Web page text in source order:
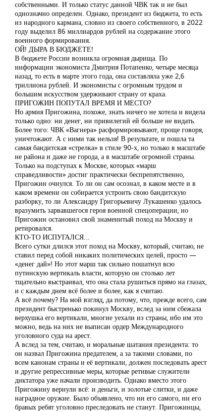
собственными. И только статус данной ЧВК так и не был
однозначно определен. Однако, президент из бюджета, то есть
из народного кармана, словно из своего собственного, в 2022
году выделил 86 миллиардов рублей на содержание этого
военного формирования.
ОЙ! ДЫРА В БЮДЖЕТЕ!
В бюджете России возникла огромная дырища. По
информации экономиста Дмитрия Потапенко, четыре месяца
назад, то есть в марте этого года, она составляла уже 2,6
триллиона рублей. И экономисты с огромным трудом и
большим искусством удерживают страну от краха.
ПРИГОЖИН ПОПУТАЛ ВРЕМЯ И МЕСТО?
Но армия Пригожина, похоже, знать ничего не хотела и видела
только одно: ни денег, ни привилегий ей больше не видать.
Более того: ЧВК «Вагнера» расформировывают, проще говоря,
уничтожают. А с ними так нельзя! В результате, и пошла та
самая бандитская «стрелка» в стиле 90-х, но только в масштабе
не района и даже не города, а в масштабе огромной страны.
Только на подступах к Москве, которых «марш
справедливости» достиг практически беспрепятственно,
Пригожин очнулся. То ли он сам осознал, в каком месте и в
каком времени он собирается устроить свою бандитскую
разборку, то ли Александру Григорьевичу Лукашенко удалось
вразумить зарвавшегося героя военной спецоперации, но
Пригожин остановил свой знаменитый поход на Москву и
ретировался.
КТО-ТО ИСПУГАЛСЯ...
Всего сутки длился этот поход на Москву, который, считаю, не
ставил перед собой никаких политических целей, просто —
«денег дай»! Но этот марш так сильно пошатнул всю
путинскую вертикаль власти, которую он столько лет
тщательно выстраивал, что она стала рушиться прямо на глазах,
и с каждым днем всё более и более, как я считаю.
А всё почему? На мой взгляд, да потому, что, прежде всего, сам
президент быстренько покинул Москву, вслед за ним сбежала
верхушка его вертикали, многие уехали из страны, ибо им это
можно, ведь на них не выписан ордер Международного
уголовного суда на арест.
А вслед за тем, считаю, и моральные шатания президента: то
он назвал Пригожина предателем, а за такими словами, по
всем канонам страны и её вертикали, должен последовать арест
и другие репрессивные меры, которые ретивые служители
диктатора уже начали производить. Однако вместо этого
Пригожину вернули всё: и деньги, и золотые слитки, и даже
наградное оружие. Было объявлено, что ни его самого, ни его
бравых ребят уголовно преследовать не станут. Пригожинцы,